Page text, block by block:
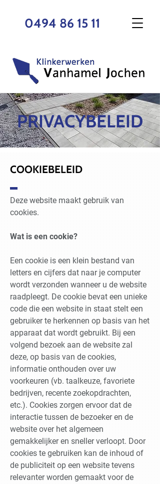
0494 86 15 11
PRIVACYBELEID
COOKIEBELEID
Deze website maakt gebruik van
cookies.
Wat is een cookie?
Een cookie is een klein bestand van
letters en cijfers dat naar je computer
wordt verzonden wanneer u de website
raadpleegt. De cookie bevat een unieke
code die een website in staat stelt een
gebruiker te herkennen op basis van het
apparaat dat wordt gebruikt. Bij een
volgend bezoek aan de website zal
deze, op basis van de cookies,
informatie onthouden over uw
voorkeuren (vb. taalkeuze, favoriete
bedrijven, recente zoekopdrachten,
etc.). Cookies zorgen ervoor dat de
interactie tussen de bezoeker en de
website over het algemeen
gemakkelijker en sneller verloopt. Door
cookies te gebruiken kan de inhoud of
de publiciteit op een website tevens
relevanter worden gemaakt voor de